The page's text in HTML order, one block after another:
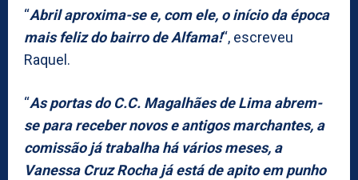
“Abril aproxima-se e, com ele, o início da época
mais feliz do bairro de Alfama!“, escreveu
Raquel.
“As portas do C.C. Magalhães de Lima abrem-
se para receber novos e antigos marchantes, a
comissão já trabalha há vários meses, a
Vanessa Cruz Rocha já está de apito em punho